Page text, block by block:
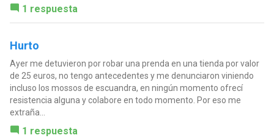
1 respuesta
Hurto
Ayer me detuvieron por robar una prenda en una tienda por valor
de 25 euros, no tengo antecedentes y me denunciaron viniendo
incluso los mossos de escuandra, en ningún momento ofrecí
resistencia alguna y colabore en todo momento. Por eso me
extraña...
1 respuesta